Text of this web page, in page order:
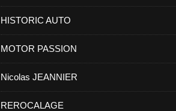
HISTORIC AUTO
MOTOR PASSION
Nicolas JEANNIER
REROCALAGE